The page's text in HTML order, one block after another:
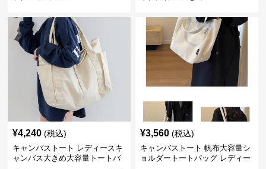
¥4,240 (税込)
キャンバストート レディースキ
ャンバス大きめ大容量トートバ
¥3,560 (税込)
キャンバストート 帆布大容量シ
ョルダートートバッグ レディー